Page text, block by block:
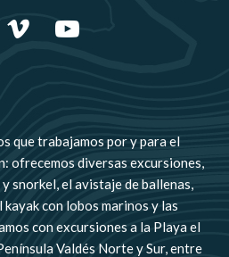
V
o
Y
u
b
e
que trabajamos por y para el
ofrecemos diversas excursiones,
snorkel, el avistaje de ballenas,
con lobos marinos y las
con excursiones a la Playa el
Valdés Norte y Sur, entre